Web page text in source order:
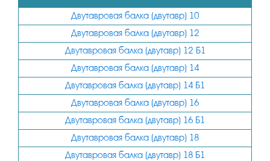
Двутавровая балка (двутавр) 10
Двутавровая балка (двутавр) 12
Двутавровая балка (двутавр) 12 Б1
Двутавровая балка (двутавр) 14
Двутавровая балка (двутавр) 14 Б1
Двутавровая балка (двутавр) 16
Двутавровая балка (двутавр) 16 Б1
Двутавровая балка (двутавр) 18
Двутавровая балка (двутавр) 18 Б1